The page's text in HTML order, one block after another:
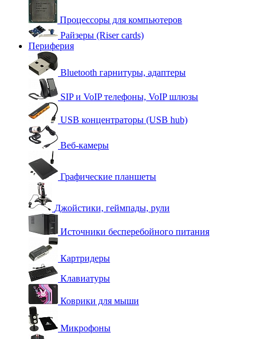
Процессоры для компьютеров
Райзеры (Riser cards)
Периферия
Bluetooth гарнитуры, адаптеры
SIP и VoIP телефоны, VoIP шлюзы
USB концентраторы (USB hub)
Веб-камеры
Графические планшеты
Джойстики, геймпады, рули
Источники бесперебойного питания
Картридеры
Клавиатуры
Коврики для мыши
Микрофоны